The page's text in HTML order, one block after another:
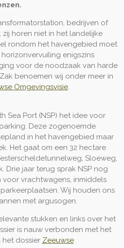
bedrijven of
horen niet in het landelijke
rondom het havengebied moet
enigszins
voor de noodzaak van harde
benoemen wij onder meer in
Omgevingsvisie.
Sea Port (NSP) het idee voor
Deze zogenoemde
in het havengebied maar
Het gaat om een 32 hectare
Sloeweg,
Drie jaar terug sprak NSP nog
voor vrachtwagens, inmiddels
Wij houden ons
met argusogen.
stukken en links over het
is nauw verbonden met het
dossier Zeeuwse